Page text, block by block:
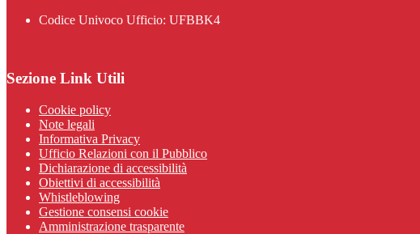
Codice Univoco Ufficio: UFBBK4
Sezione Link Utili
Cookie policy
Note legali
Informativa Privacy
Ufficio Relazioni con il Pubblico
Dichiarazione di accessibilità
Obiettivi di accessibilità
Whistleblowing
Gestione consensi cookie
Amministrazione trasparente